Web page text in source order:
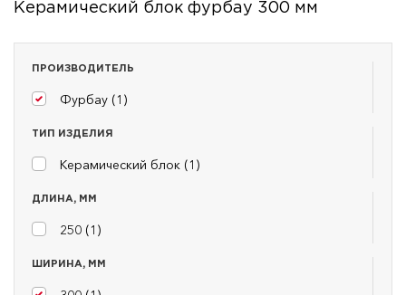
Керамический блок фурбау 300 мм
ПРОИЗВОДИТЕЛЬ
Фурбау (1 )
ТИП ИЗДЕЛИЯ
Керамический блок (1 )
ДЛИНА, ММ
250 (1 )
ШИРИНА, ММ